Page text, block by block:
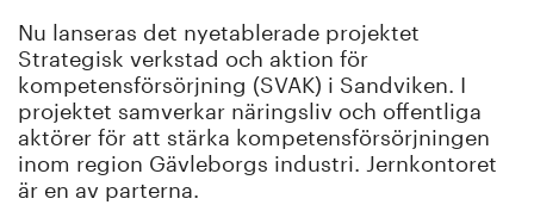
Energi/miljö
Vi tycker
Publicerat
Bildbank
Nu lanseras det nyetablerade projektet
Strategisk verkstad och aktion för
kompetensförsörjning (SVAK) i Sandviken . I
projektet samverkar näringsliv och offentliga
aktörer för att stärka kompetensförsörjningen
inom region Gävleborgs industri. Jernkontoret
är en av parterna.